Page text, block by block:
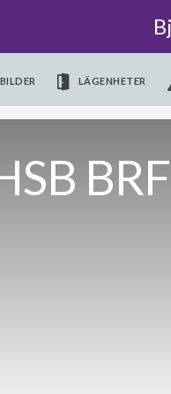
LÄGENHETER